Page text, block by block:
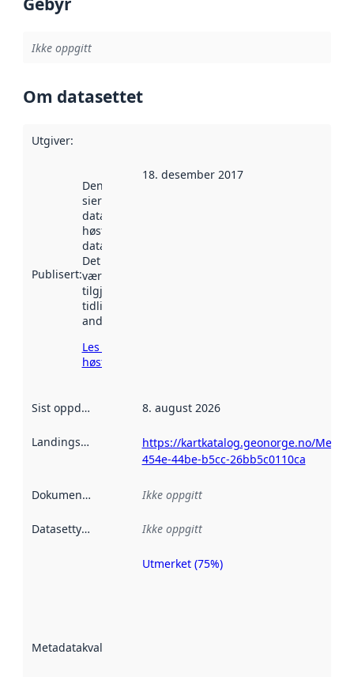
Ikke oppgitt
Om datasettet
Utgiver:
Publisert:
Denne datoen
sier når
datasettet ble
høstet av
data.norge.no.
Det kan ha
vært
tilgjengelig
tidligere
andre steder.
Les mer om
høsting her
18. desember 2017
Sist oppdatert 8. august 2026
Landingsside
https://kartkatalog.geonorge.no/
454e-44be-b5cc-26bb5c0110ca
Dokumentasjon Ikke oppgitt
Datasettype Ikke oppgitt
Metadatakvalitet
Metadatakvalitet
Utmerket (75%)